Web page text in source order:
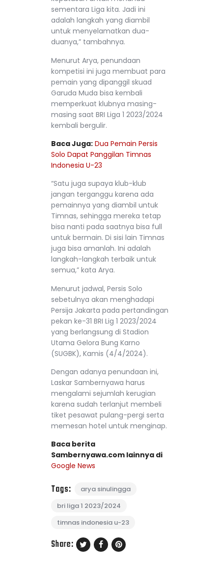
sementara Liga kita. Jadi ini
adalah langkah yang diambil
untuk menyelamatkan dua-
duanya,” tambahnya.
Menurut Arya, penundaan
kompetisi ini juga membuat para
pemain yang dipanggil skuad
Garuda Muda bisa kembali
memperkuat klubnya masing-
masing saat BRI Liga 1 2023/2024
kembali bergulir.
Baca Juga: Dua Pemain Persis
Solo Dapat Panggilan Timnas
Indonesia U-23
“Satu juga supaya klub-klub
jangan terganggu karena ada
pemainnya yang diambil untuk
Timnas, sehingga mereka tetap
bisa nanti pada saatnya bisa full
untuk bermain. Di sisi lain Timnas
juga bisa amanlah. Ini adalah
langkah-langkah terbaik untuk
semua,” kata Arya.
Menurut jadwal, Persis Solo
sebetulnya akan menghadapi
Persija Jakarta pada pertandingan
pekan ke-31 BRI Lig 1 2023/2024
yang berlangsung di Stadion
Utama Gelora Bung Karno
(SUGBK), Kamis (4/4/2024).
Dengan adanya penundaan ini,
Laskar Sambernyawa harus
mengalami sejumlah kerugian
karena sudah terlanjut membeli
tiket pesawat pulang-pergi serta
memesan hotel untuk menginap.
Baca berita
Sambernyawa.com lainnya di
Google News
Tags:
arya sinulingga
bri liga 1 2023/2024
timnas indonesia u-23
Share: